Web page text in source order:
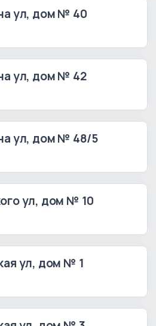
ул, дом № 40
ул, дом № 42
ул, дом № 48/5
ул, дом № 10
ул, дом № 1